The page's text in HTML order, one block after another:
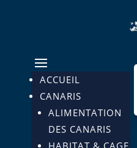
ACCUEIL
CANARIS
ALIMENTATION
DES CANARIS